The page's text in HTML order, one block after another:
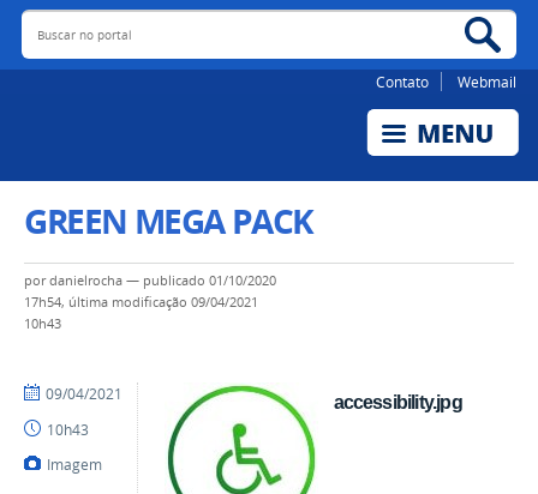
Buscar no portal
Contato Webmail
GREEN MEGA PACK
pordanielrocha — publicado 01/10/2020
17h54, última modificação 09/04/2021
10h43
accessibility.jpg
por
publicado
09/04/2021
10h43
Imagem